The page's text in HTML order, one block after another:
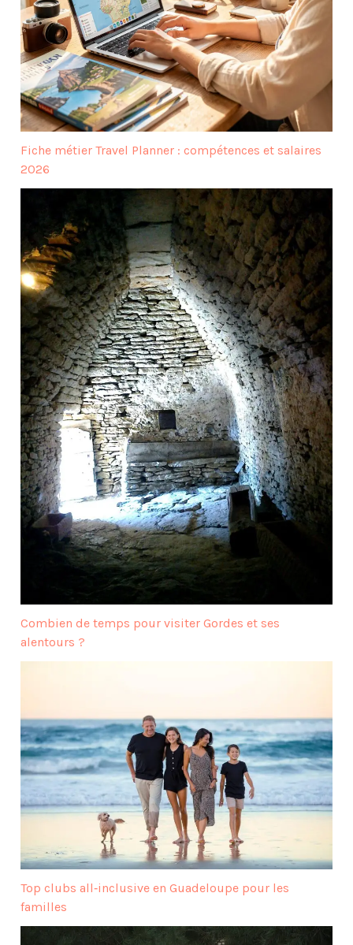
Fiche métier Travel Planner : compétences et salaires
2026
Combien de temps pour visiter Gordes et ses
alentours ?
Top clubs all‑inclusive en Guadeloupe pour les
familles